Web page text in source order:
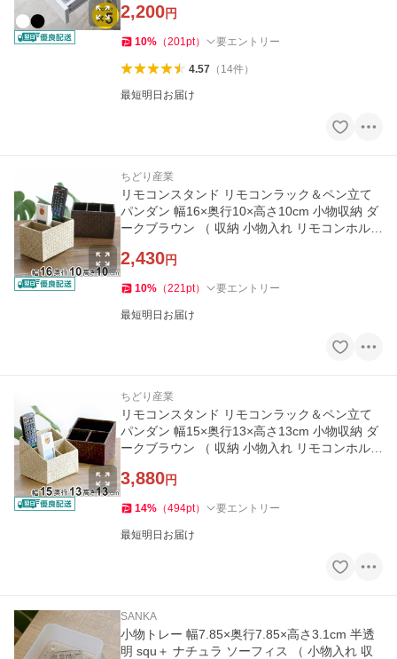
2,200円
10% （201 pt） 要エントリー
4.57（ 14件）
最短明日お届け
ちどり産業
リモコンスタンド リモコンラック＆ペン立て
パンダン 幅16×奥行10×高さ10cm 小物収納 ダ
ークブラウン （ 収納 小物入れ リモコンホルダ
2,430円
10% （221 pt） 要エントリー
最短明日お届け
ちどり産業
リモコンスタンド リモコンラック＆ペン立て
パンダン 幅15×奥行13×高さ13cm 小物収納 ダ
ークブラウン （ 収納 小物入れ リモコンホルダ
3,880円
14% （494pt） 要エントリー
最短明日お届け
SANKA
小物トレー 幅7.85×奥行7.85×高さ3.1cm 半透
明 squ＋ ナチュラ ソーフィス （ 小物入れ 収